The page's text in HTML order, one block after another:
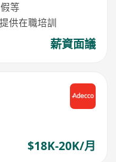
等
供在職培訓
薪資面議
$18K-20K/月